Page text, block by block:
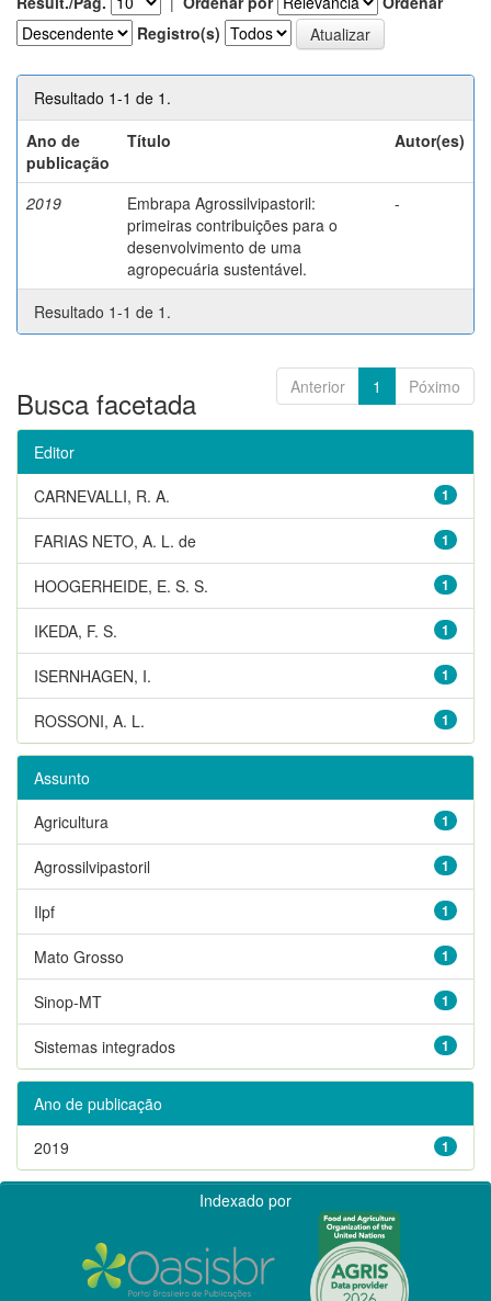
Registro(s)
Resultado 1-1 de 1.
Ano de
publicação
Título Autor(es)
2019
Embrapa Agrossilvipastoril:
primeiras contribuições para o
desenvolvimento de uma
agropecuária sustentável.
-
Resultado 1-1 de 1.
Anterior 1 Póximo
Busca facetada
Editor
1
CARNEVALLI, R. A.
1
FARIAS NETO, A. L. de
1
HOOGERHEIDE, E. S. S.
1
IKEDA, F. S.
1
ISERNHAGEN, I.
1
ROSSONI, A. L.
Assunto
1
Agricultura
1
Agrossilvipastoril
1
Ilpf
1
Mato Grosso
1
Sinop-MT
1
Sistemas integrados
Ano de publicação
1
2019
Indexado por